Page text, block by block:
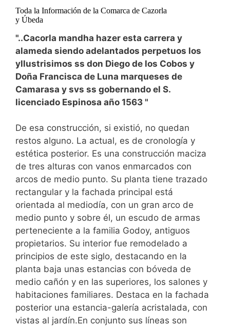
"..Cacorla mandha hazer esta carrera y
alameda siendo adelantados perpetuos los
yllustrisimos ss don Diego de los Cobos y
Doña Francisca de Luna marqueses de
Camarasa y svs ss gobernando el S.
licenciado Espinosa año 1563 "
De esa construcción, si existió, no quedan
restos alguno. La actual, es de cronología y
estética posterior. Es una construcción maciza
de tres alturas con vanos enmarcados con
arcos de medio punto. Su planta tiene trazado
rectangular y la fachada principal está
orientada al mediodía, con un gran arco de
medio punto y sobre él, un escudo de armas
perteneciente a la familia Godoy, antiguos
propietarios. Su interior fue remodelado a
principios de este siglo, destacando en la
planta baja unas estancias con bóveda de
medio cañón y en las superiores, los salones y
habitaciones familiares. Destaca en la fachada
posterior una estancia-galería acristalada, con
vistas al jardín.En conjunto sus líneas son